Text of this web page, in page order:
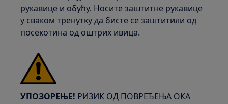
рукавице и обућу. Носите заштитне рукавице
у сваком тренутку да бисте се заштитили од
посекотина од оштрих ивица.
УПОЗОРЕЊЕ! РИЗИК ОД ПОВРЕЂЕЊА ОКА